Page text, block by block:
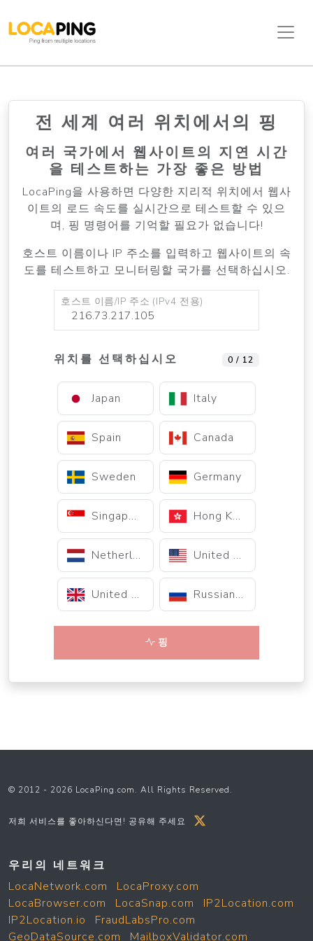
전 세계 여러 위치에서의 핑
여러 국가에서 웹사이트의 지연 시간
을 테스트하는 가장 좋은 방법
LocaPing을 사용하면 다양한 지리적 위치에서 웹사
이트의 로드 속도를 실시간으로 테스트할 수 있으
며, 핑 명령어를 기억할 필요가 없습니다!
호스트 이름이나 IP 주소를 입력하고 웹사이트의 속
도를 테스트하고 모니터링할 국가를 선택하십시오.
호스트 이름/IP 주소 (IPv4 전용)
위치를 선택하십시오 0 / 12
Japan Italy
Spain Canada
Sweden Germany
Singapore Hong Kong
Netherlands United States
United Kingdom Russian Federation
핑
© 2012 - 2026 LocaPing.com. All Rights Reserved.
저희 서비스를 좋아하신다면! 공유해 주세요
우리의 네트워크
LocaNetwork.com
LocaProxy.com
LocaBrowser.com
LocaSnap.com
IP2Location.com
IP2Location.io
FraudLabsPro.com
GeoDataSource.com
MailboxValidator.com